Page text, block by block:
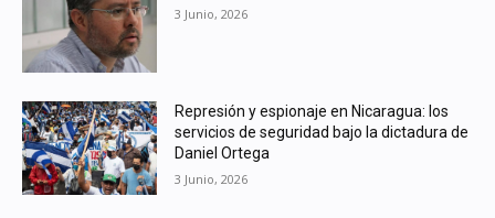
3 Junio, 2026
Represión y espionaje en Nicaragua: los
servicios de seguridad bajo la dictadura de
Daniel Ortega
3 Junio, 2026